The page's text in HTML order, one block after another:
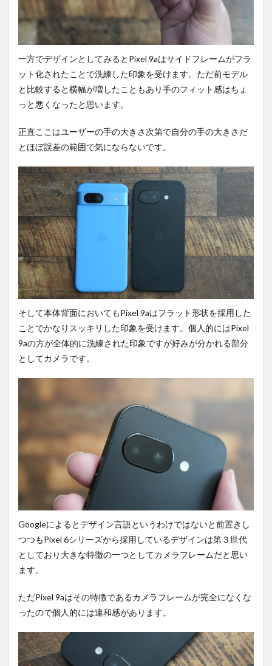
一方でデザインとしてみるとPixel 9aはサイドフレームがフラ
ット化されたことで洗練した印象を受けます。ただ前モデル
と比較すると横幅が増したこともあり手のフィット感はちょ
っと悪くなったと思います。
正直ここはユーザーの手の大きさ次第で自分の手の大きさだ
とほぼ誤差の範囲で気にならないです。
そして本体背面においてもPixel 9aはフラット形状を採用した
ことでかなりスッキリした印象を受けます。個人的にはPixel
9aの方が全体的に洗練された印象ですが好みが分かれる部分
としてカメラです。
Googleによるとデザイン言語というわけではないと前置きし
つつもPixel 6シリーズから採用しているデザインは第３世代
としており大きな特徴の一つとしてカメラフレームだと思い
ます。
ただPixel 9aはその特徴であるカメラフレームが完全になくな
ったので個人的には違和感があります。